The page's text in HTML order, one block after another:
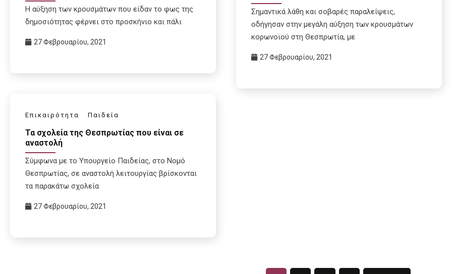
Η αύξηση των κρουσμάτων που είδαν το φως της
δημοσιότητας φέρνει στο προσκήνιο και πάλι
27 Φεβρουαρίου, 2021
Σημαντικά λάθη και σοβαρές παραλείψεις,
οδήγησαν στην μεγάλη αύξηση των κρουσμάτων
κορωνοϊού στη Θεσπρωτία, με
27 Φεβρουαρίου, 2021
Επικαιρότητα Παιδεία
Τα σχολεία της Θεσπρωτίας που είναι σε
αναστολή
Σύμφωνα με το Υπουργείο Παιδείας, στο Νομό
Θεσπρωτίας, σε αναστολή λειτουργίας βρίσκονται
τα παρακάτω σχολεία
27 Φεβρουαρίου, 2021